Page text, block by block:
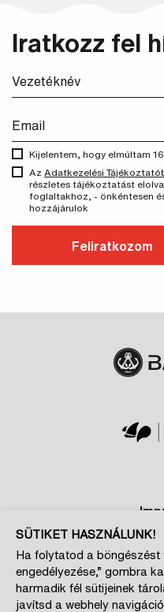
Iratkozz fel
Kijelentem, hogy elmúltam 16
Az Adatkezelési
részletes tájékoztatást
foglaltakhoz, - önkéntesen
hozzájárulok
Feliratkozom
Adatkezelési
SÜTIKET HASZNÁLUNK!
Ha folytatod a böngészést
engedélyezése,” gombra
harmadik fél sütijeinek
javítsd a webhely